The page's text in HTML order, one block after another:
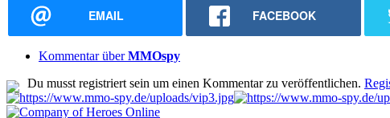
EMAIL FACEBOOK
Kommentar überMMOspy
Du musst registriert sein um einen Kommentar zu veröffentlichen.